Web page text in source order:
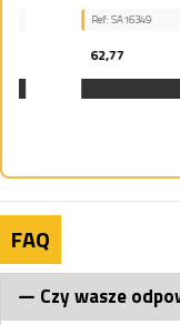
Ref: SA16349
62,77
FAQ
Czy wasze